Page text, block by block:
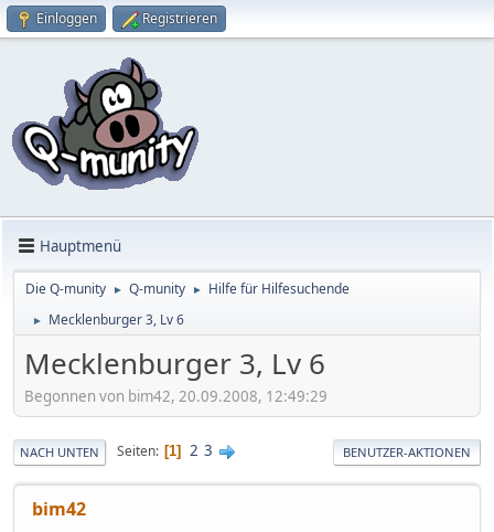
Einloggen Registrieren
Hauptmenü
Die Q-munity ► Q-munity ► Hilfe für Hilfesuchende
► Mecklenburger 3, Lv 6
Mecklenburger 3, Lv 6
Begonnen von bim42, 20.09.2008, 12:49:29
NACH UNTEN Seiten 1 2 3 BENUTZER-AKTIONEN
bim42